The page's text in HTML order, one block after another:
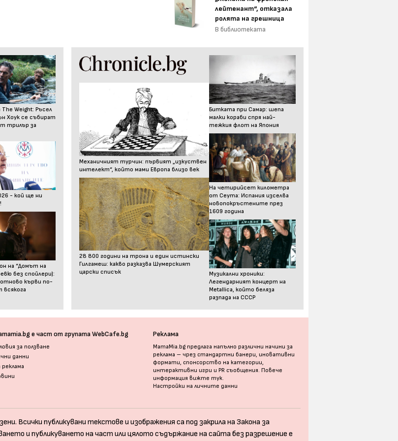
лейтенант“, отказала
ролята на грешница
В библиотеката
The Weight: Ръсел
Хоук се събират
трилър за
- кой ще ни
на “Домът на
без спойлери):
кърви по-
всякога
Механичният турчин: първият „изкуствен
интелект“, който мами Европа близо век
28 800 години на трона и един истински
Гилгамеш: какво разказва Шумерският
царски списък
Битката при Самар: шепа
малки кораби спря най-
тежкия флот на Япония
На четирийсет километра
от Сеута: Испания изселва
новопокръстените през
1609 година
Музикални хроники:
Легендарният концерт на
Metallica, който беляза
разпада на СССР
е част от групата WebCafe.bg
за ползване
данни
реклама
Реклама
MamaMia.bg предлага напълно различни начини за
реклама – чрез стандартни банери, иновативни
формати, спонсорство на категории,
интерактивни игри и PR съобщения. Повече
информация вижте тук.
Настройки на личните данни
Всички публикувани текстове и изображения са под закрила на Закона за
и публикуването на част или цялото съдържание на сайта без разрешение е